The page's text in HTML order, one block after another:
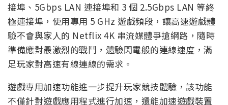
接埠、5Gbps LAN 連接埠和 3 個 2.5Gbps LAN 等終
極連接埠，使用專用 5 GHz 遊戲頻段，讓高速遊戲體
驗不會與家人的 Netflix 4K 串流媒體爭搶網路，隨時
準備應對最激烈的戰鬥，體驗閃電般的連線速度，滿
足玩家對高速有線連線的需求。
遊戲專用加速功能進一步提升玩家競技體驗，該功能
不僅針對遊戲應用程式進行加速，還能加速遊戲裝置